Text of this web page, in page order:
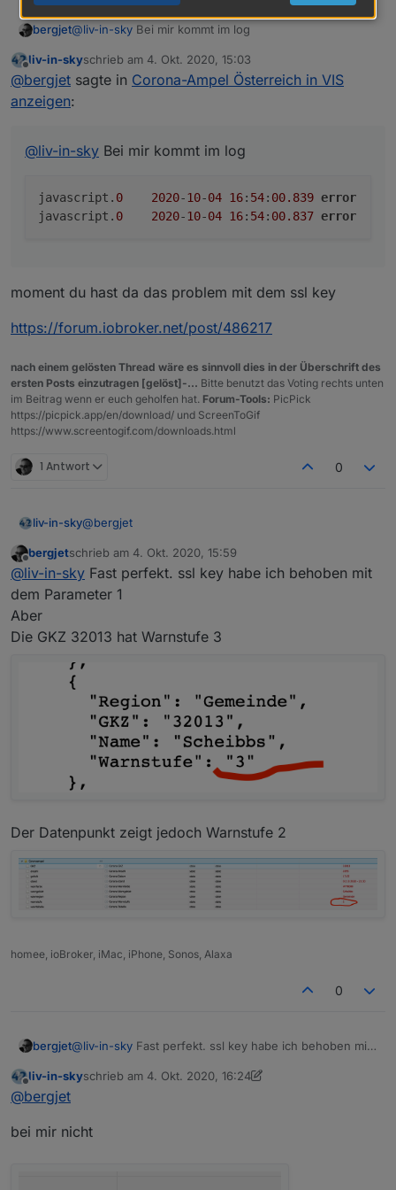
bergjet@liv-in-sky Bei mir kommt im log
javascript.0	2020-10-04 16:54:00.839	error
Offline
liv-in-skyschrieb am 4. Okt. 2020, 15:03
zuletzt editiert von
@bergjet sagte in Corona-Ampel Österreich in VIS
anzeigen:
@liv-in-sky Bei mir kommt im log
javascript. 0 2020-10-04 16: 54: 00.839 error
javascript. 0 2020-10-04 16: 54: 00.837 error
moment du hast da das problem mit dem ssl key
https://forum.iobroker.net/post/486217
nach einem gelösten Thread wäre es sinnvoll dies in der Überschrift des
ersten Posts einzutragen [gelöst]-... Bitte benutzt das Voting rechts unten
im Beitrag wenn er euch geholfen hat. Forum-Tools: PicPick
https://picpick.app/en/download/ und ScreenToGif
https://www.screentogif.com/downloads.html
1 Antwort 0
liv-in-sky@bergjet
das ist seltsam - bei mir läuft es - ich kopiere das
script nochmal in post darüber - nicht das beim
kopieren was schief lief
Offline
bergjetschrieb am 4. Okt. 2020, 15:59
zuletzt editiert von
@liv-in-sky Fast perfekt. ssl key habe ich behoben mit
dem Parameter 1
Aber
Die GKZ 32013 hat Warnstufe 3
Der Datenpunkt zeigt jedoch Warnstufe 2
homee, ioBroker, iMac, iPhone, Sonos, Alaxa
0
bergjet@liv-in-sky Fast perfekt. ssl key habe ich behoben mit
Aber
Der Datenpunkt zeigt jedoch Warnstufe 2
Offline
liv-in-skyschrieb am 4. Okt. 2020, 16:24
zuletzt editiert von liv-in-sky10. Apr. 2020, 18:27
@bergjet
bei mir nicht